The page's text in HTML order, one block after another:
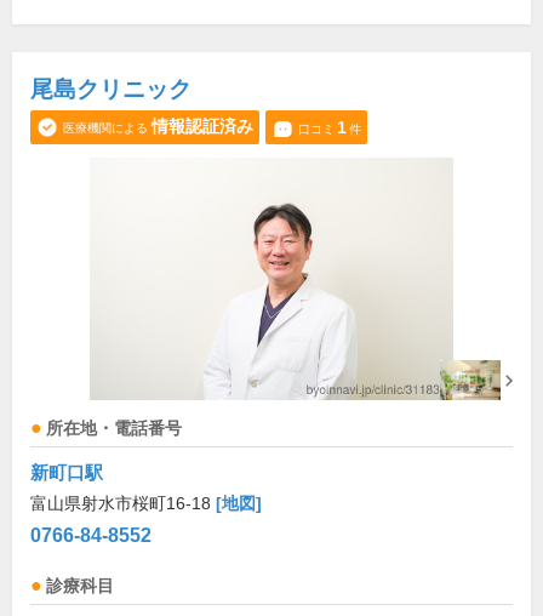
尾島クリニック
医療機関による 情報認証済み 口コミ 1件
所在地・電話番号
新町口駅
富山県射水市桜町16-18 [地図]
0766-84-8552
診療科目